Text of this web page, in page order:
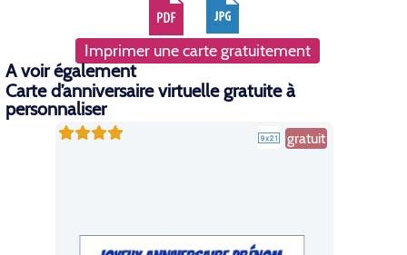
Imprimer une carte gratuitement
A voir également
Carte d’anniversaire virtuelle gratuite à
personnaliser
gratuit